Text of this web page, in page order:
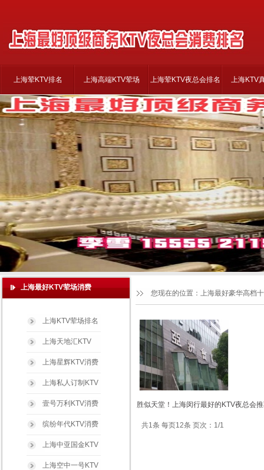
上海荤KTV排名 上海高端KTV荤场 上海荤KTV夜总会排名 上海KTV
胜似天堂！上海闵行最好的KTV夜总会
共1条 每页12条 页次：1/1
您现在的位置： 上海最好豪华高档
上海最好KTV荤场消费
上海KTV荤场排名
上海天地汇KTV
上海星辉KTV消费
上海私人订制KTV
壹号万利KTV消费
缤纷年代KTV消费
上海中亚国金KTV
上海空中一号KTV